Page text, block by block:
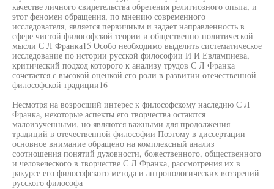
качестве личного свидетельства обретения религиозного опыта, и
этот феномен обращения, по мнению современного
исследователя, является первичным и задает направленность в
сфере чистой философской теории и общественно-политической
мысли С Л Франка15 Особо необходимо выделить систематическое
исследование по истории русской философии И И Евлампиева,
критический подход которого к анализу трудов С Л Франка
сочетается с высокой оценкой его роли в развитии отечественной
философской традиции16
Несмотря на возросший интерес к философскому наследию С Л
Франка, некоторые аспекты его творчества остаются
малоизученными, но являются важными для продолжения
традиций в отечественной философии Поэтому в диссертации
основное внимание обращено на комплексный анализ
соотношения понятий духовности, божественного, общественного
и человеческого в творчестве С Л Франка, рассмотрения их в
ракурсе его философского метода и антропологических воззрений
русского философа